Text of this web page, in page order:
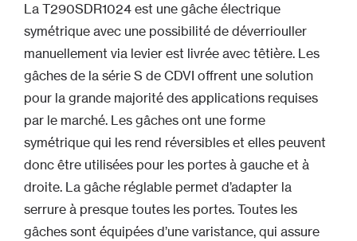
La T290SDR1024 est une gâche électrique
symétrique avec une possibilité de déverriouller
manuellement via levier est livrée avec têtière. Les
gâches de la série S de CDVI offrent une solution
pour la grande majorité des applications requises
par le marché. Les gâches ont une forme
symétrique qui les rend réversibles et elles peuvent
donc être utilisées pour les portes à gauche et à
droite. La gâche réglable permet d’adapter la
serrure à presque toutes les portes. Toutes les
gâches sont équipées d’une varistance, qui assure